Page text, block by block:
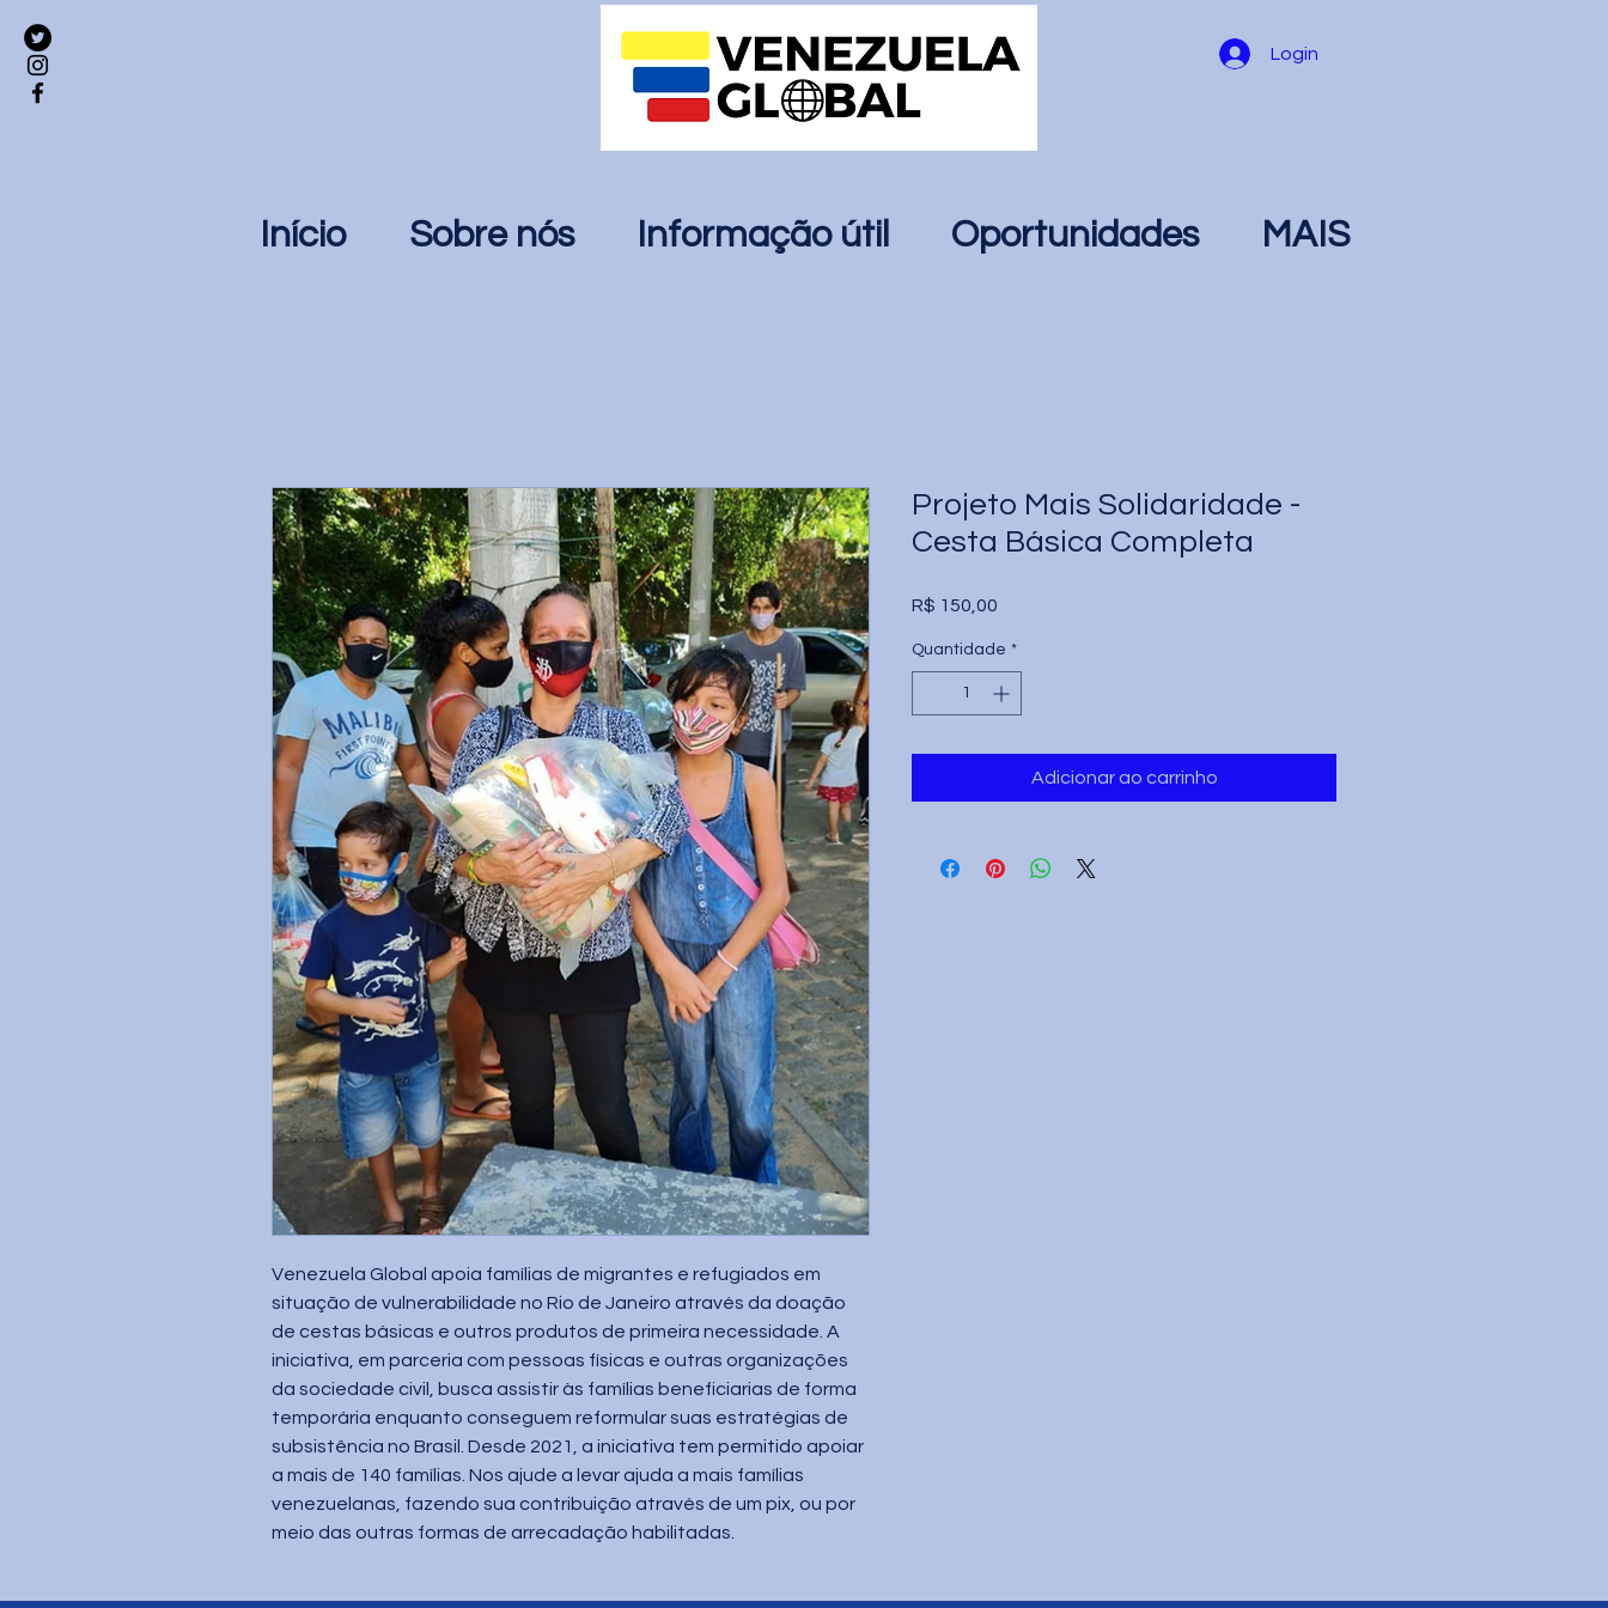
Login
Início Sobre nós Informação útil Oportunidades MAIS
Venezuela Global apoia famílias de migrantes e refugiados em
situação de vulnerabilidade no Rio de Janeiro através da doação
de cestas básicas e outros produtos de primeira necessidade. A
iniciativa, em parceria com pessoas físicas e outras organizações
da sociedade civil, busca assistir às famílias beneficiarias de forma
temporária enquanto conseguem reformular suas estratégias de
subsistência no Brasil. Desde 2021, a iniciativa tem permitido apoiar
a mais de 140 famílias. Nos ajude a levar ajuda a mais famílias
venezuelanas, fazendo sua contribuição através de um pix, ou por
meio das outras formas de arrecadação habilitadas.
Projeto Mais Solidaridade -
Cesta Básica Completa
R$ 150,00
Quantidade *
Adicionar ao carrinho